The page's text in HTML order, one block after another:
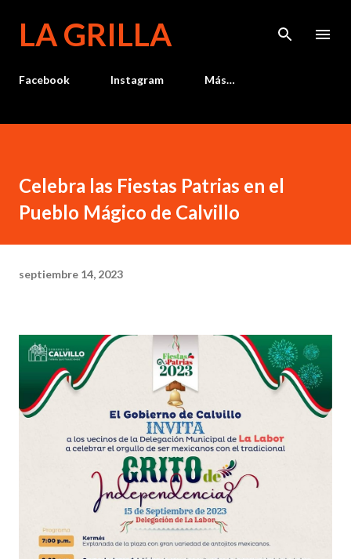
LA GRILLA
Facebook Instagram Más…
Celebra las Fiestas Patrias en el
Pueblo Mágico de Calvillo
septiembre 14, 2023